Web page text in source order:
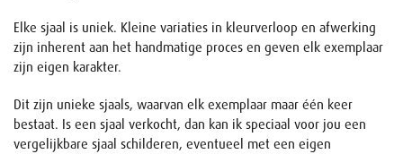
Elke sjaal is uniek. Kleine variaties in kleurverloop en afwerking
zijn inherent aan het handmatige proces en geven elk exemplaar
zijn eigen karakter.
Dit zijn unieke sjaals, waarvan elk exemplaar maar één keer
bestaat. Is een sjaal verkocht, dan kan ik speciaal voor jou een
vergelijkbare sjaal schilderen, eventueel met een eigen